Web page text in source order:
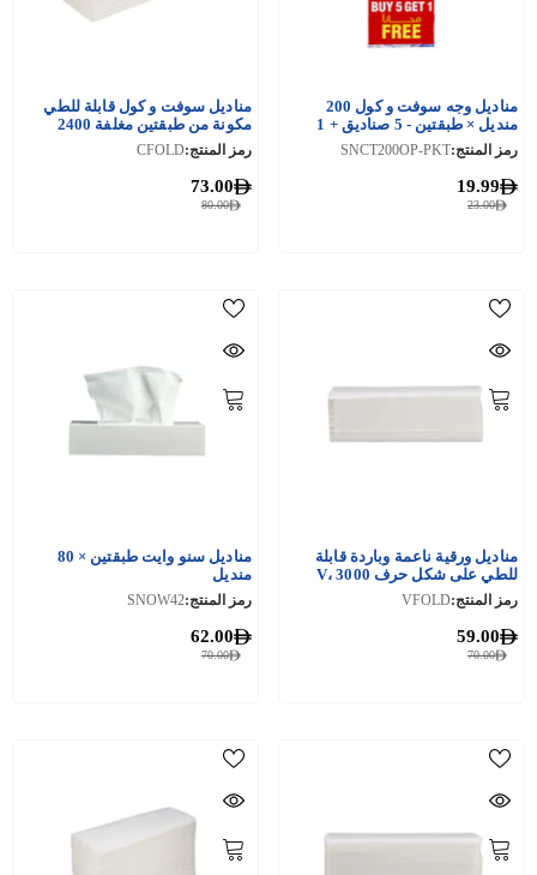
مناديل وجه سوفت و كول 200
منديل × طبقتين - 5 صناديق + 1
صندوق 150 منديل × طبقتين
رمز المنتج:SNCT200OP-PKT
23.00
19.99
مناديل سوفت و كول قابلة للطي
مكونة من طبقتين مغلفة 2400
قطعة
رمز المنتج:CFOLD
80.00
73.00
مناديل ورقية ناعمة وباردة قابلة
للطي على شكل حرف V، 3000
قطعة (150 قطعة × 20 عبوة)
رمز المنتج:VFOLD
70.00
59.00
مناديل سنو وايت طبقتين × 80
منديل
رمز المنتج:SNOW42
70.00
62.00